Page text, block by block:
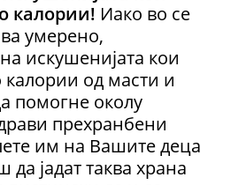
калории! Иако во се
умерено,
искушенијата кои
калории од масти и
помогне околу
прехранбени
им на Вашите деца
јадат таква храна